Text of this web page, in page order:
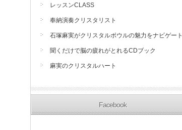
レッスンCLASS
奉納演奏クリスタリスト
石塚麻実がクリスタルボウルの魅力をナビゲート
聞くだけで脳の疲れがとれるCDブック
麻実のクリスタルハート
Facebook